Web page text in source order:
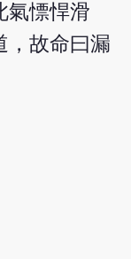
氣慓悍滑
，故命曰漏